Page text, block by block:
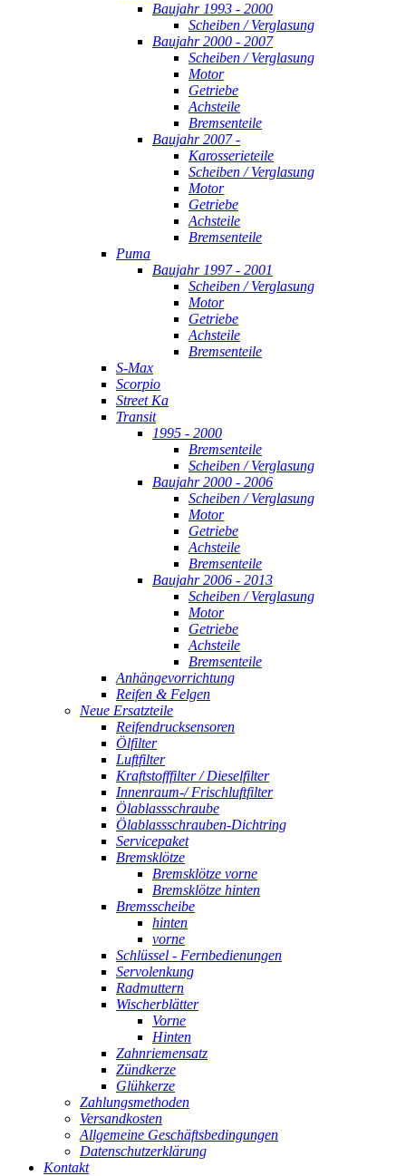
Baujahr 1993 - 2000
Scheiben / Verglasung
Baujahr 2000 - 2007
Scheiben / Verglasung
Motor
Getriebe
Achsteile
Bremsenteile
Baujahr 2007 -
Karosserieteile
Scheiben / Verglasung
Motor
Getriebe
Achsteile
Bremsenteile
Puma
Baujahr 1997 - 2001
Scheiben / Verglasung
Motor
Getriebe
Achsteile
Bremsenteile
S-Max
Scorpio
Street Ka
Transit
1995 - 2000
Bremsenteile
Scheiben / Verglasung
Baujahr 2000 - 2006
Scheiben / Verglasung
Motor
Getriebe
Achsteile
Bremsenteile
Baujahr 2006 - 2013
Scheiben / Verglasung
Motor
Getriebe
Achsteile
Bremsenteile
Anhängevorrichtung
Reifen & Felgen
Neue Ersatzteile
Reifendrucksensoren
Ölfilter
Luftfilter
Kraftstofffilter / Dieselfilter
Innenraum-/ Frischluftfilter
Ölablassschraube
Ölablassschrauben-Dichtring
Servicepaket
Bremsklötze
Bremsklötze vorne
Bremsklötze hinten
Bremsscheibe
hinten
vorne
Schlüssel - Fernbedienungen
Servolenkung
Radmuttern
Wischerblätter
Vorne
Hinten
Zahnriemensatz
Zündkerze
Glühkerze
Zahlungsmethoden
Versandkosten
Allgemeine Geschäftsbedingungen
Datenschutzerklärung
Kontakt